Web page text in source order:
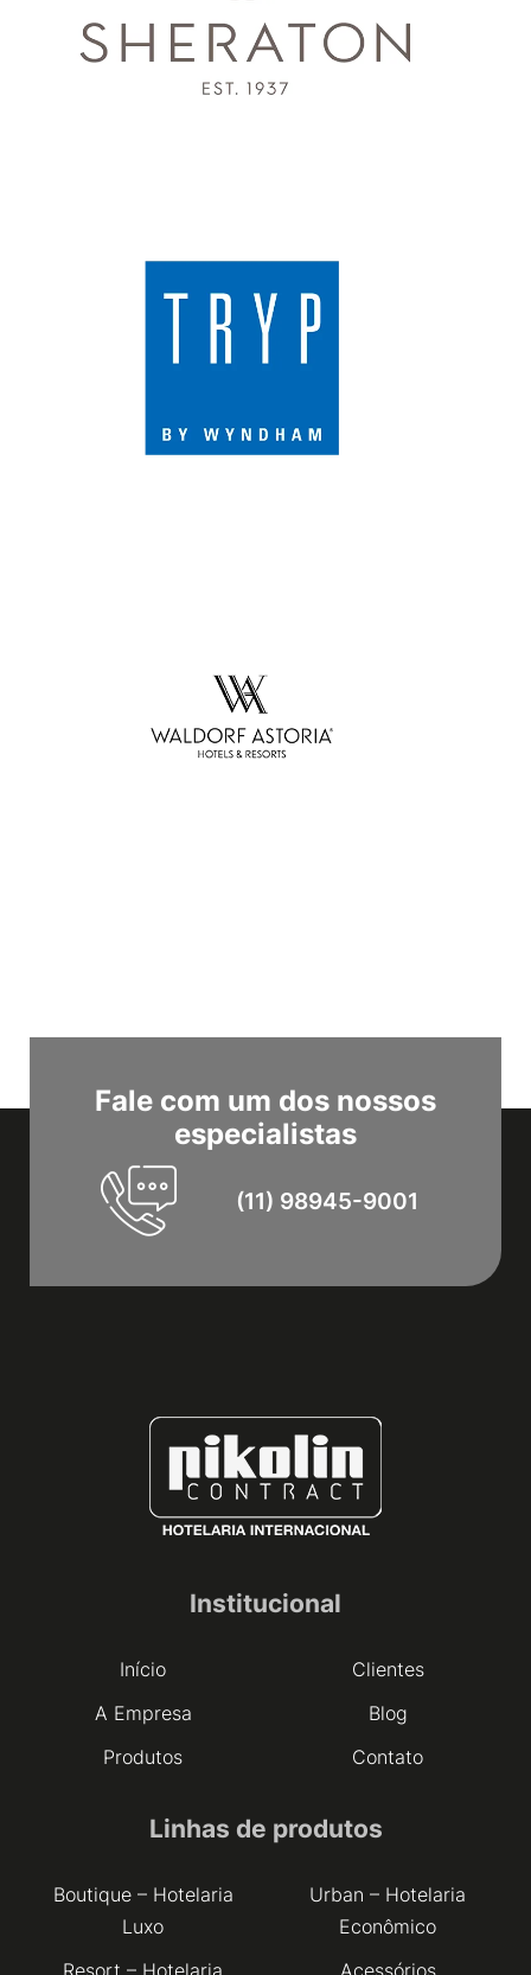
Fale com um dos nossos
especialistas
(11) 98945-9001
Institucional
Início
A Empresa
Produtos
Clientes
Blog
Contato
Linhas de produtos
Boutique – Hotelaria
Luxo
Urban – Hotelaria
Econômico